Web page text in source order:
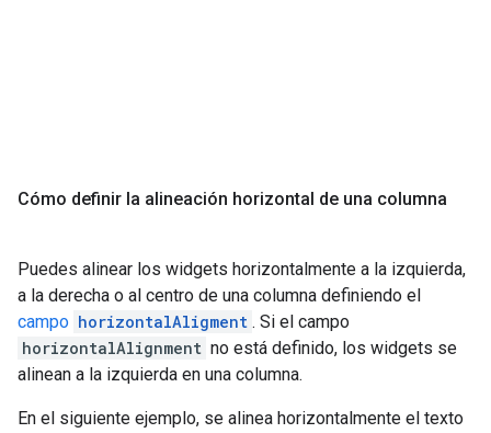
Cómo definir la alineación horizontal de una columna
Puedes alinear los widgets horizontalmente a la izquierda,
a la derecha o al centro de una columna definiendo el
campo horizontalAligment . Si el campo
horizontalAlignment no está definido, los widgets se
alinean a la izquierda en una columna.
En el siguiente ejemplo, se alinea horizontalmente el texto